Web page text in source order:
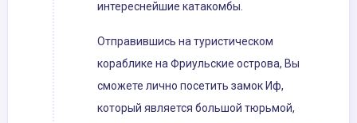
интереснейшие катакомбы.
Отправившись на туристическом
кораблике на Фриульские острова, Вы
сможете лично посетить замок Иф,
который является большой тюрьмой,